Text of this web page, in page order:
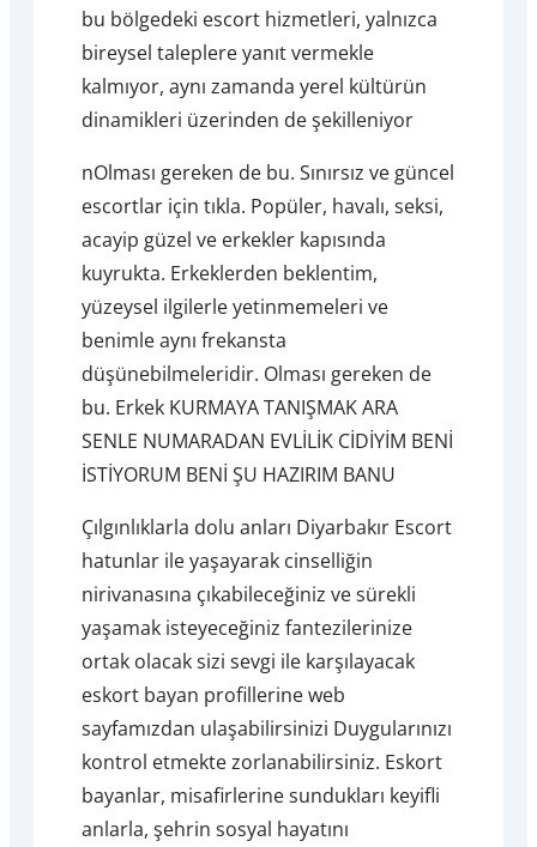
bu bölgedeki escort hizmetleri, yalnızca
bireysel taleplere yanıt vermekle
kalmıyor, aynı zamanda yerel kültürün
dinamikleri üzerinden de şekilleniyor
nOlması gereken de bu. Sınırsız ve güncel
escortlar için tıkla. Popüler, havalı, seksi,
acayip güzel ve erkekler kapısında
kuyrukta. Erkeklerden beklentim,
yüzeysel ilgilerle yetinmemeleri ve
benimle aynı frekansta
düşünebilmeleridir. Olması gereken de
bu. Erkek KURMAYA TANIŞMAK ARA
SENLE NUMARADAN EVLİLİK CİDİYİM BENİ
İSTİYORUM BENİ ŞU HAZIRIM BANU
Çılgınlıklarla dolu anları Diyarbakır Escort
hatunlar ile yaşayarak cinselliğin
nirivanasına çıkabileceğiniz ve sürekli
yaşamak isteyeceğiniz fantezilerinize
ortak olacak sizi sevgi ile karşılayacak
eskort bayan profillerine web
sayfamızdan ulaşabilirsinizi Duygularınızı
kontrol etmekte zorlanabilirsiniz. Eskort
bayanlar, misafirlerine sundukları keyifli
anlarla, şehrin sosyal hayatını